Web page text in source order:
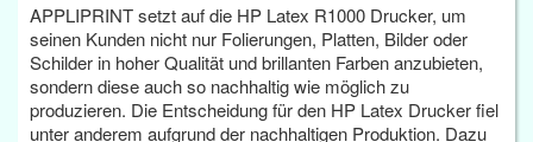
APPLIPRINT setzt auf die HP Latex R1000 Drucker, um
seinen Kunden nicht nur Folierungen, Platten, Bilder oder
Schilder in hoher Qualität und brillanten Farben anzubieten,
sondern diese auch so nachhaltig wie möglich zu
produzieren. Die Entscheidung für den HP Latex Drucker fiel
unter anderem aufgrund der nachhaltigen Produktion. Dazu